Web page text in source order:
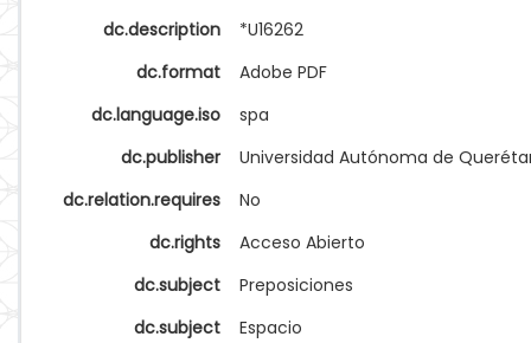
dc.description
*U16262
dc.format
Adobe PDF
dc.language.iso
spa
dc.publisher
Universidad Autónoma de
dc.relation.requires
No
dc.rights
Acceso Abierto
dc.subject
Preposiciones
dc.subject
Espacio